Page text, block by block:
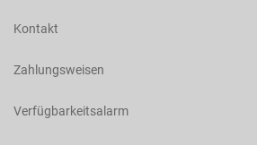
Kontakt
Zahlungsweisen
Verfügbarkeitsalarm